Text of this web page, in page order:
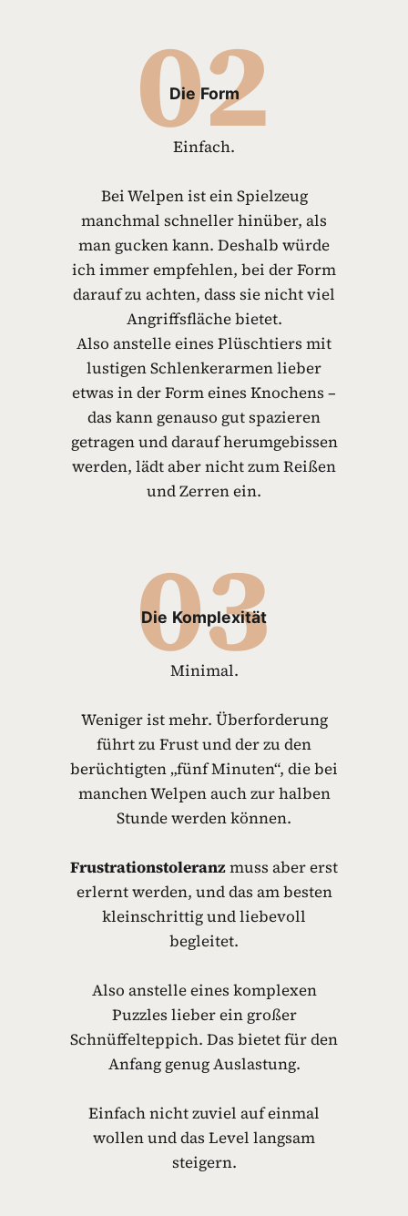
02
Die Form
Einfach.
Bei Welpen ist ein Spielzeug
manchmal schneller hinüber, als
man gucken kann. Deshalb würde
ich immer empfehlen, bei der Form
darauf zu achten, dass sie nicht viel
Angriffsfläche bietet.
Also anstelle eines Plüschtiers mit
lustigen Schlenkerarmen lieber
etwas in der Form eines Knochens –
das kann genauso gut spazieren
getragen und darauf herumgebissen
werden, lädt aber nicht zum Reißen
und Zerren ein.
03
Die Komplexität
Minimal.
Weniger ist mehr. Überforderung
führt zu Frust und der zu den
berüchtigten „fünf Minuten“, die bei
manchen Welpen auch zur halben
Stunde werden können.
Frustrationstoleranzmuss aber erst
erlernt werden, und das am besten
kleinschrittig und liebevoll
begleitet.
Also anstelle eines komplexen
Puzzles lieber ein großer
Schnüffelteppich. Das bietet für den
Anfang genug Auslastung.
Einfach nicht zuviel auf einmal
wollen und das Level langsam
steigern.